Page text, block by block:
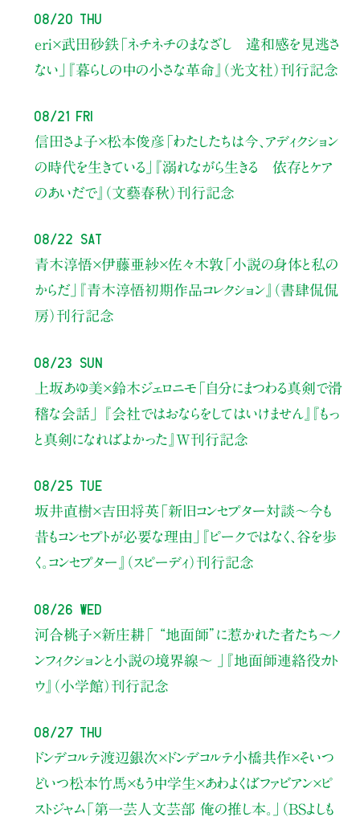
08/20 Thu
eri×武田砂鉄「ネチネチのまなざし 違和感を見逃さ
ない」
『暮らしの中の小さな革命』（光文社）刊行記念
08/21 Fri
信田さよ子×松本俊彦 「わたしたちは今、アディクション
の時代を生きている」
『溺れながら生きる 依存とケア
のあいだで』（文藝春秋）刊行記念
08/22 Sat
青木淳悟×伊藤亜紗×佐々木敦 「小説の身体と私の
からだ」
『青木淳悟初期作品コレクション』（書肆侃侃
房）刊行記念
08/23 Sun
上坂あゆ美×鈴木ジェロニモ 「自分にまつわる真剣で滑
稽な会話」
『会社ではおならをしてはいけません』『もっ
と真剣になればよかった』W刊行記念
08/25 Tue
坂井直樹×吉田将英「新旧コンセプター対談～今も
昔もコンセプトが必要な理由」
『ピークではなく、谷を歩
く。コンセプター』（スピーディ）刊行記念
08/26 Wed
河合桃子×新庄耕「 “地面師”に惹かれた者たち〜ノ
ンフィクションと小説の境界線〜 」
『地面師連絡役カト
ウ』（小学館）刊行記念
08/27 Thu
ドンデコルテ渡辺銀次×ドンデコルテ小橋共作×そいつ
どいつ松本竹馬×もう中学生×あわよくばファビアン×ピ
ストジャム「第一芸人文芸部 俺の推し本。」（BSよしも